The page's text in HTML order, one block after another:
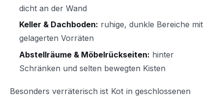
dicht an der Wand
Keller & Dachboden: ruhige, dunkle Bereiche mit
gelagerten Vorräten
Abstellräume & Möbelrückseiten: hinter
Schränken und selten bewegten Kisten
Besonders verräterisch ist Kot in geschlossenen